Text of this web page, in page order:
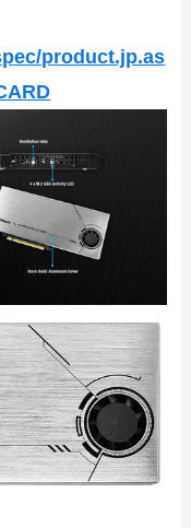
product.jp.as